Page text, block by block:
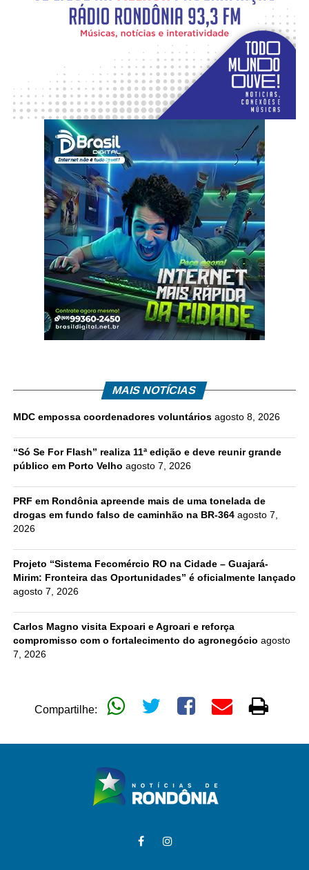
MAIS NOTÍCIAS
MDC empossa coordenadores voluntários agosto 8, 2026
“Só Se For Flash” realiza 11ª edição e deve reunir grande
público em Porto Velho agosto 7, 2026
PRF em Rondônia apreende mais de uma tonelada de
drogas em fundo falso de caminhão na BR-364 agosto 7,
2026
Projeto “Sistema Fecomércio RO na Cidade – Guajará-
Mirim: Fronteira das Oportunidades” é oficialmente lançado
agosto 7, 2026
Carlos Magno visita Expoari e Agroari e reforça
compromisso com o fortalecimento do agronegócio agosto
7, 2026
Compartilhe: